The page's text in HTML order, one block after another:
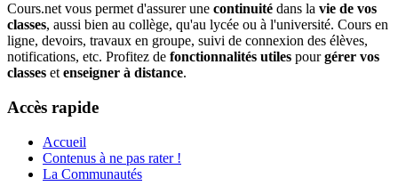
Cours.net vous permet d'assurer une continuité dans la vie de vos
classes, aussi bien au collège, qu'au lycée ou à l'université. Cours en
ligne, devoirs, travaux en groupe, suivi de connexion des élèves,
notifications, etc. Profitez de fonctionnalités utiles pourgérer vos
classes etenseigner à distance.
Accès rapide
Accueil
Contenus à ne pas rater !
La Communautés